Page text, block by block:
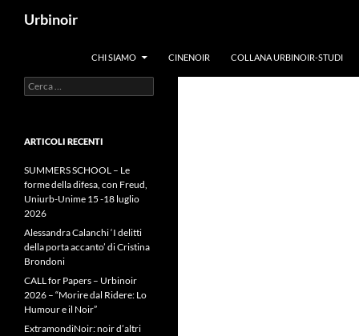
Urbinoir
CHI SIAMO CINENOIR COLLANA URBINOIR-STUDI
Ricerca
per:
ARTICOLI RECENTI
SUMMERS SCHOOL – Le
forme della difesa, con Freud,
Uniurb-Unime 15 -18 luglio
2026
Alessandra Calanchi ‘I delitti
della porta accanto’ di Cristina
Brondoni
CALL for Papers – Urbinoir
2026 – “Morire dal Ridere: Lo
Humour e il Noir”
ExtramondiNoir: noir d’altri